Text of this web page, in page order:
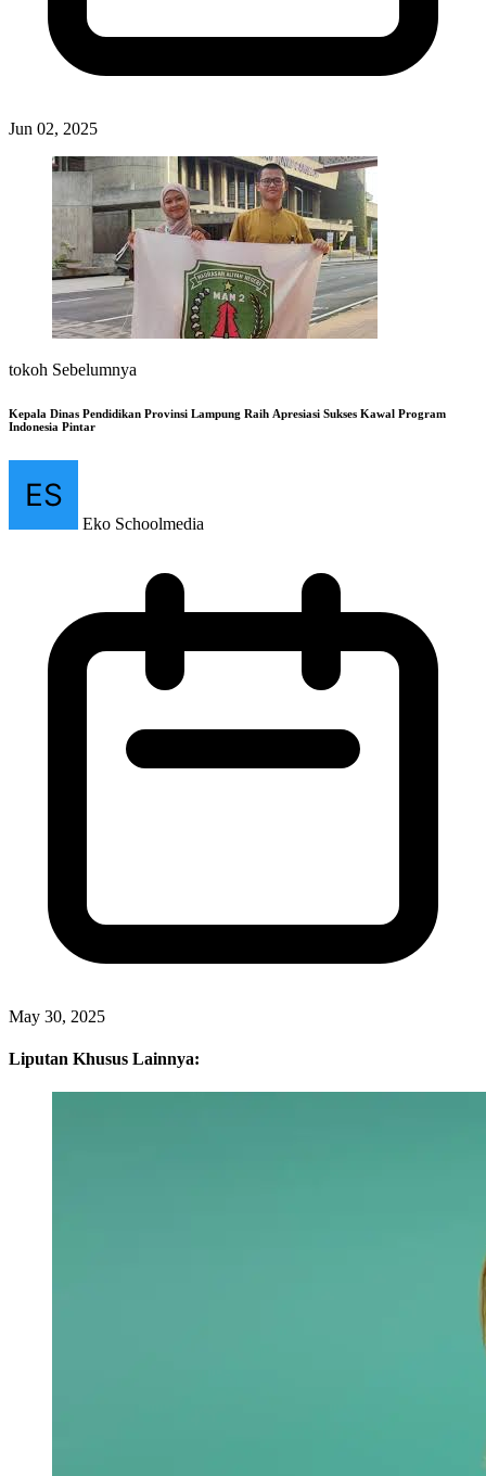
Jun 02, 2025
tokoh Sebelumnya
Kepala Dinas Pendidikan Provinsi Lampung Raih Apresiasi Sukses Kawal Program
Indonesia Pintar
Eko Schoolmedia
May 30, 2025
Liputan Khusus Lainnya: